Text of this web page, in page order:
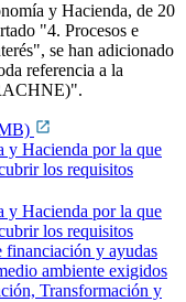
y Hacienda, de 20
"4. Procesos e
se han adicionado
referencia a la
y Hacienda por la que
los requisitos
y Hacienda por la que
los requisitos
financiación y ayudas
ambiente exigidos
Transformación y